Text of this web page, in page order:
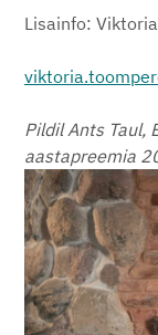
Lisainfo:
Pildil Ants Taul,
aastapreemia